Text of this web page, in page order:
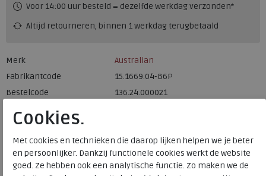
Voor 14:00 uur besteld = dezelfde werkdag verzonden*
Altijd retourneren, binnen 1 werkdag terugbetaald
Merk
Australian
Fabrikantcode
15.1669.04-B6P
Bestelcode
136.24.000021
Materiaal
Leer
Uitneembaar voetbed
ja
Cookies.
Met cookies en technieken die daarop lijken helpen we je beter
en persoonlijker. Dankzij functionele cookies werkt de website
goed. Ze hebben ook een analytische functie. Zo maken we de